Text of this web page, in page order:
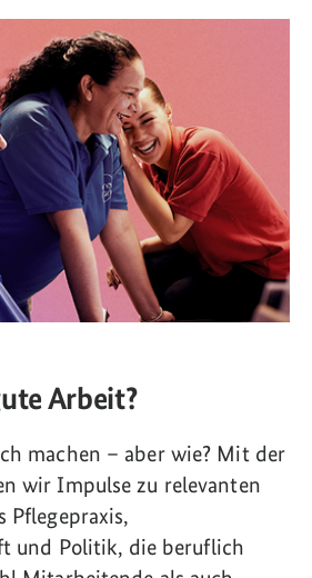
Arbeit?
machen – aber wie? Mit der
wir Impulse zu relevanten
Pflegepraxis,
und Politik, die beruflich